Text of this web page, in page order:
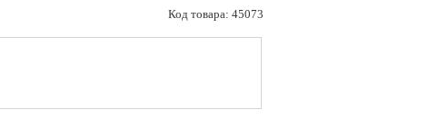
Код товара: 45073